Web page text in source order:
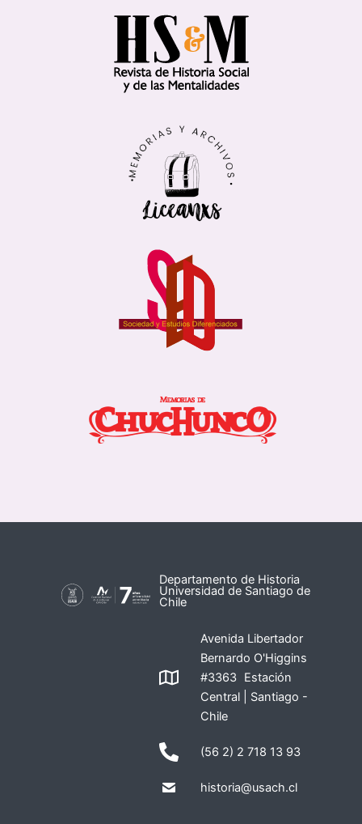
Departamento de Historia
Universidad de Santiago de
Chile
Avenida Libertador
Bernardo O'Higgins
#3363 Estación
Central | Santiago -
Chile
(56 2) 2 718 13 93
historia@usach.cl